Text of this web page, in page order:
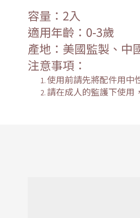
容量：2入
適用年齡：0-3歲
產地：美國監製、中
注意事項：
使用前請先將配件用中
請在成人的監護下使用